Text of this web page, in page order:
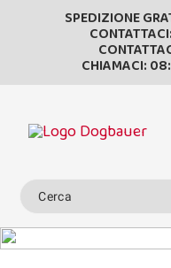
SPEDIZIONE
CONTATTACI:
CHIAMACI: